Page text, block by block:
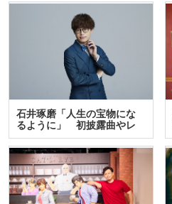
石井琢磨「人生の宝物にな
るように」 初披露曲やレ
ア…